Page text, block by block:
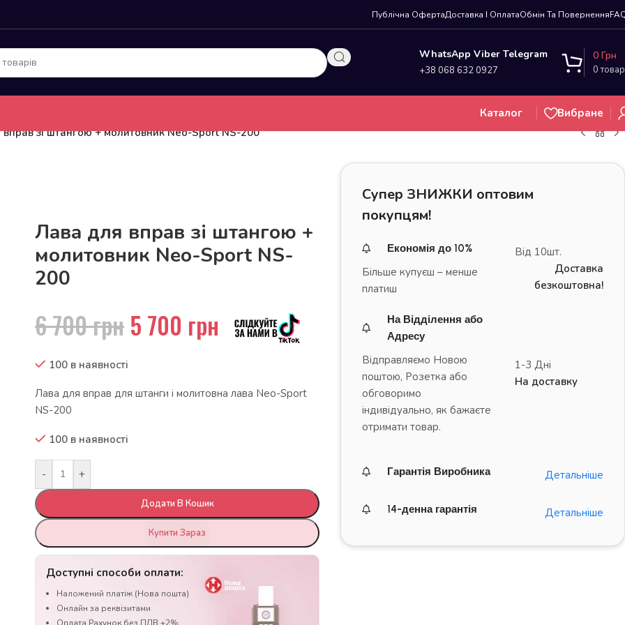
Публічна ОфертаДоставка І ОплатаОбмін Та Повернення
WhatsApp Viber Telegram
+38 068 632 0927 0
0 Грн
Каталог
Вибране
зі штангою + молитовник Neo-Sport NS-200
Лава для вправ зі штангою +
молитовник Neo-Sport NS-
200
6 700грн5 700 грн
100 в наявності
Лава для вправ для штанги і молитовна лава Neo-Sport
NS-200
100 в наявності
- +
Додати В Кошик
Купити Зараз
Доступні способи оплати:
Наложений платіж (Нова пошта)
Онлайн за реквізитами
Супер ЗНИЖКИ оптовим
покупцям!
Економія до 10%
Більше купуєш – менше
платиш
Від 10шт.
Доставка
безкоштовна!
На Відділення або
Адресу
Відправляємо Новою
поштою, Розетка або
обговоримо
індивідуально, як бажаєте
отримати товар.
1-3 Дні
На доставку
Гарантія Виробника Детальніше
14-денна гарантія Детальніше